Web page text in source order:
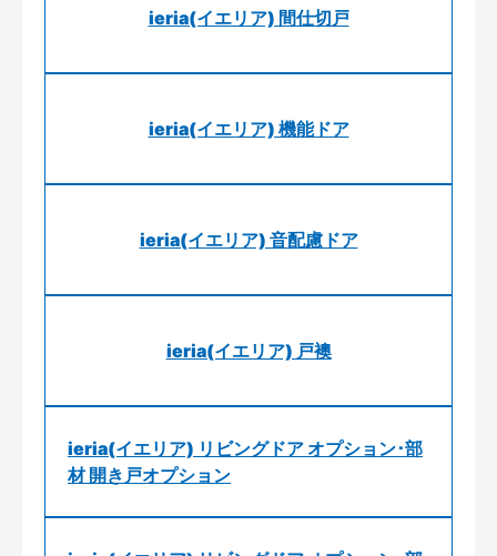
ieria(イエリア) 間仕切戸
ieria(イエリア) 機能ドア
ieria(イエリア) 音配慮ドア
ieria(イエリア) 戸襖
ieria(イエリア) リビングドア オプション･部
材 開き戸オプション